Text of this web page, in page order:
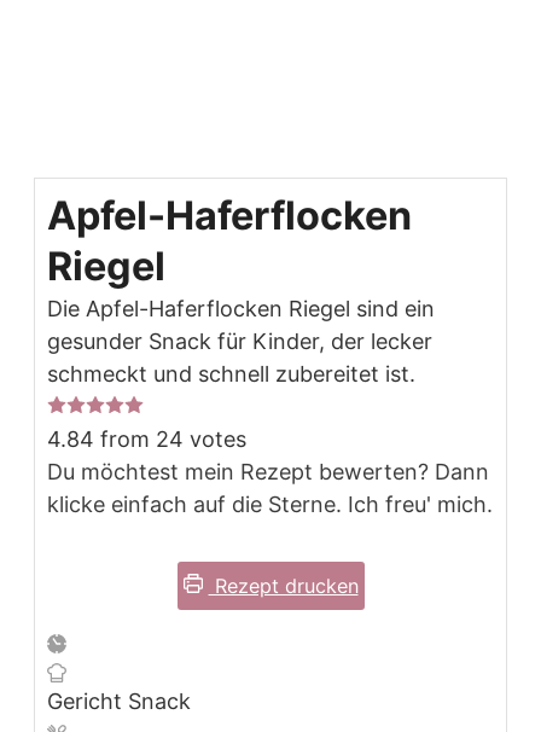
Apfel-Haferflocken
Riegel
Die Apfel-Haferflocken Riegel sind ein
gesunder Snack für Kinder, der lecker
schmeckt und schnell zubereitet ist.
4.84 from 24 votes
Du möchtest mein Rezept bewerten? Dann
klicke einfach auf die Sterne. Ich freu' mich.
Rezept drucken
Gericht Snack